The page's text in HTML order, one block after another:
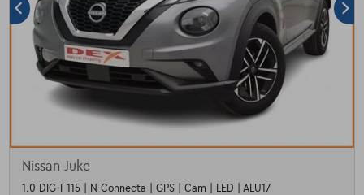
Nissan Juke
1.0 DIG-T 115 | N-Connecta | GPS | Cam | LED | ALU17